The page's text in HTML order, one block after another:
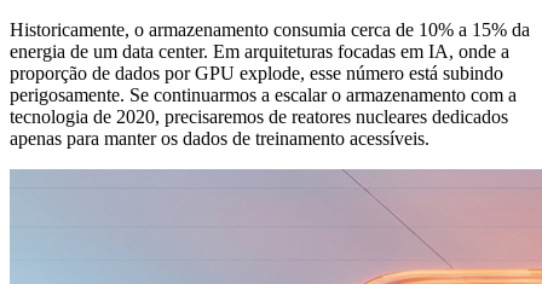
Historicamente, o armazenamento consumia cerca de 10% a 15% da
energia de um data center. Em arquiteturas focadas em IA, onde a
proporção de dados por GPU explode, esse número está subindo
perigosamente. Se continuarmos a escalar o armazenamento com a
tecnologia de 2020, precisaremos de reatores nucleares dedicados
apenas para manter os dados de treinamento acessíveis.